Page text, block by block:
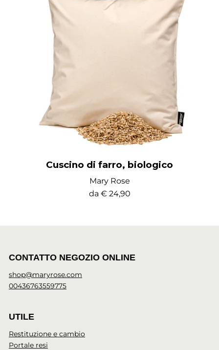
Cuscino di farro, biologico
Mary Rose
da € 24,90
CONTATTO NEGOZIO ONLINE
shop@maryrose.com
00436763559775
UTILE
Restituzione e cambio
Portale resi